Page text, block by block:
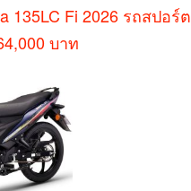
135LC Fi 2026 รถสปอร์ต
บาท